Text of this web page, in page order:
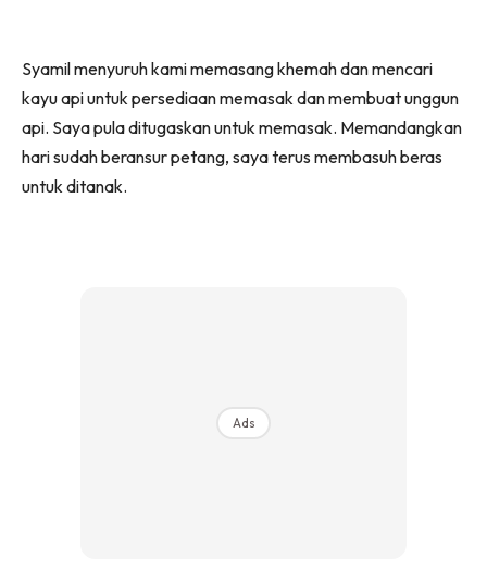
Syamil menyuruh kami memasang khemah dan mencari
kayu api untuk persediaan memasak dan membuat unggun
api. Saya pula ditugaskan untuk memasak. Memandangkan
hari sudah beransur petang, saya terus membasuh beras
untuk ditanak.
Ads